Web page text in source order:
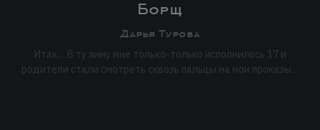
Борщ
Дарья Турова
Итак… В ту зиму мне только-только исполнилось 17 и
родители стали смотреть сквозь пальцы на мои проказы…